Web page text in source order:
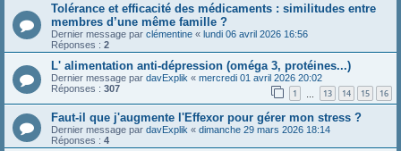
Tolérance et efficacité des médicaments : similitudes entre
membres d’une même famille ?
Dernier message par clémentine « lundi 06 avril 2026 16:56
Réponses : 2
L' alimentation anti-dépression (oméga 3, protéines...)
Dernier message par davExplik « mercredi 01 avril 2026 20:02
Réponses : 307 1 13 14 15 16
Faut-il que j'augmente l'Effexor pour gérer mon stress ?
Dernier message par davExplik « dimanche 29 mars 2026 18:14
Réponses : 4